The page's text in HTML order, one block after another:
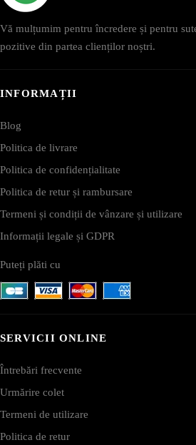
Vă mulțumim pentru încredere și pentru
pozitive din partea clienților noștri.
INFORMAȚII
Blog
Politica de livrare
Politica de confidențialitate
Politica de retur și rambursare
Termeni și condiții de vânzare și utilizare
Informații legale și GDPR
Puteți plăti cu
SERVICII ONLINE
Întrebări frecvente
Urmărire colet
Termeni de utilizare
Politica de retur